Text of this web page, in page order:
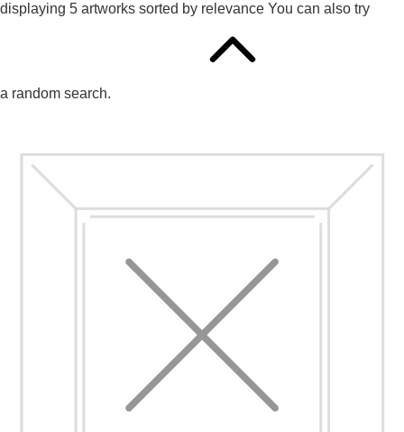
displaying 5 artworks sorted by relevance You can also try
a random search.